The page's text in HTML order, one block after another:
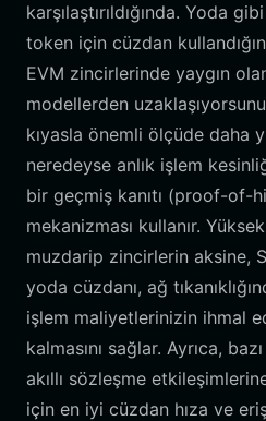
karşılaştırıldığında. Yoda
token için cüzdan
EVM zincirlerinde yaygın
modellerden
kıyasla önemli ölçüde daha
neredeyse anlık işlem
bir geçmiş kanıtı (proof-of-
mekanizması kullanır.
muzdarip zincirlerin aksine,
yoda cüzdanı, ağ
işlem maliyetlerinizin ihmal
kalmasını sağlar. Ayrıca,
akıllı sözleşme
için en iyi cüzdan hıza ve